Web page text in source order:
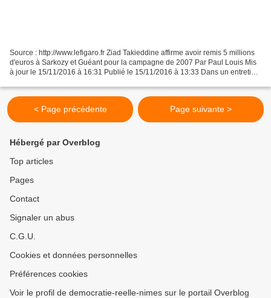
Source : http://www.lefigaro.fr Ziad Takieddine affirme avoir remis 5 millions
d'euros à Sarkozy et Guéant pour la campagne de 2007 Par Paul Louis Mis
à jour le 15/11/2016 à 16:31 Publié le 15/11/2016 à 13:33 Dans un entretien
< Page précédente Page suivante >
Hébergé par Overblog
Top articles
Pages
Contact
Signaler un abus
C.G.U.
Cookies et données personnelles
Préférences cookies
Voir le profil de democratie-reelle-nimes sur le portail Overblog